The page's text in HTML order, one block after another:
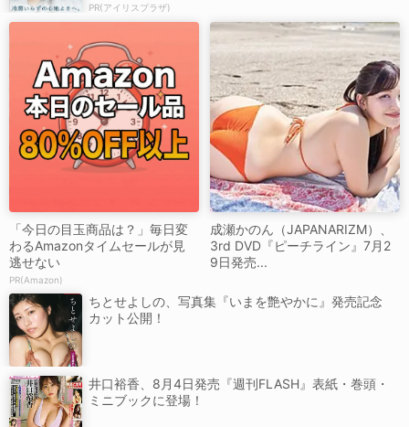
PR(アイリスプラザ)
「今日の目玉商品は？」毎日変
わるAmazonタイムセールが見
逃せない
PR(Amazon)
成瀬かのん（JAPANARIZM）、
3rd DVD『ピーチライン』7月2
9日発売...
ちとせよしの、写真集『いまを艶やかに』発売記念
カット公開！
井口裕香、8月4日発売『週刊FLASH』表紙・巻頭・
ミニブックに登場！